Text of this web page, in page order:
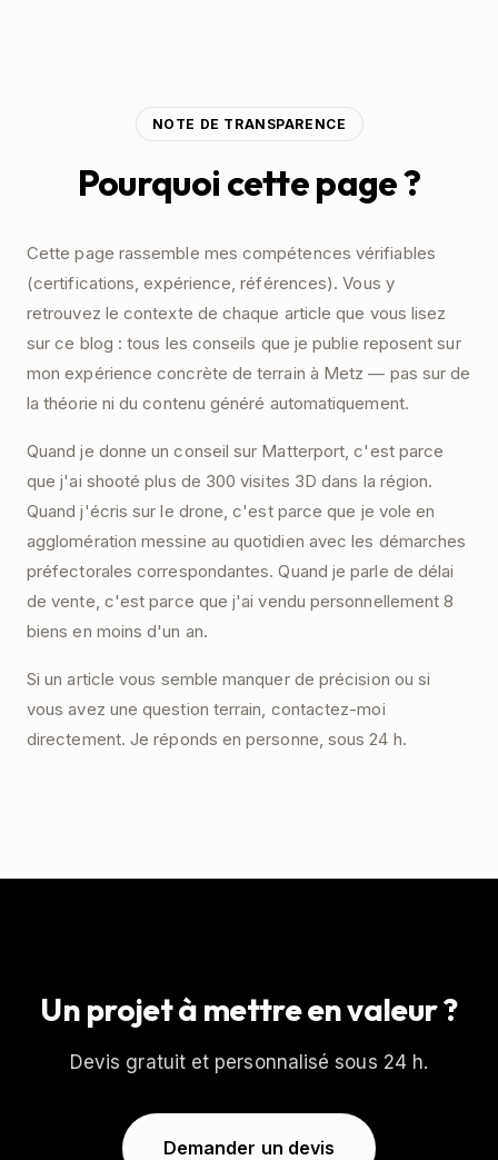
NOTE DE TRANSPARENCE
Pourquoi cette page ?
Cette page rassemble mes compétences vérifiables
(certifications, expérience, références). Vous y
retrouvez le contexte de chaque article que vous lisez
sur ce blog : tous les conseils que je publie reposent sur
mon expérience concrète de terrain à Metz — pas sur de
la théorie ni du contenu généré automatiquement.
Quand je donne un conseil sur Matterport, c'est parce
que j'ai shooté plus de 300 visites 3D dans la région.
Quand j'écris sur le drone, c'est parce que je vole en
agglomération messine au quotidien avec les démarches
préfectorales correspondantes. Quand je parle de délai
de vente, c'est parce que j'ai vendu personnellement 8
biens en moins d'un an.
Si un article vous semble manquer de précision ou si
vous avez une question terrain, contactez-moi
directement. Je réponds en personne, sous 24 h.
Un projet à mettre en valeur ?
Devis gratuit et personnalisé sous 24 h.
Demander un devis